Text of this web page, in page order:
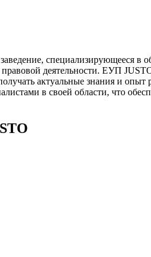
специализирующееся в
деятельности. ЕУП
актуальные знания и
в своей области, что